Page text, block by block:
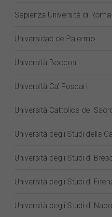
Sapienza Università di Roma
Universidad de Palermo
Università Bocconi
Università Ca’ Foscari
Università Cattolica del
Università degli Studi della
Università degli Studi di
Università degli Studi di
Università degli Studi di